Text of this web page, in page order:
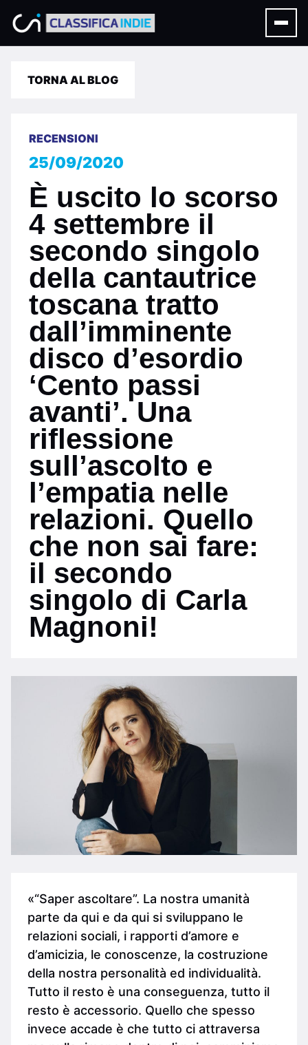
TORNA AL BLOG
RECENSIONI
25/09/2020
È uscito lo scorso
4 settembre il
secondo singolo
della cantautrice
toscana tratto
dall’imminente
disco d’esordio
‘Cento passi
avanti’. Una
riflessione
sull’ascolto e
l’empatia nelle
relazioni. Quello
che non sai fare:
il secondo
singolo di Carla
Magnoni!
«“Saper ascoltare”. La nostra umanità
parte da qui e da qui si sviluppano le
relazioni sociali, i rapporti d’amore e
d’amicizia, le conoscenze, la costruzione
della nostra personalità ed individualità.
Tutto il resto è una conseguenza, tutto il
resto è accessorio. Quello che spesso
invece accade è che tutto ci attraversa